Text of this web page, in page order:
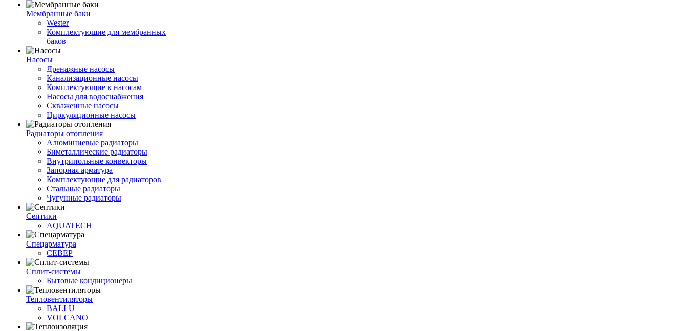
Мембранные баки
Wester
Комплектуюшие для мембранных
баков
Насосы
Дренажные насосы
Канализационные насосы
Комплектующие к насосам
Насосы для водоснабжения
Скваженные насосы
Циркуляционные насосы
Радиаторы отопления
Алюминиевые радиаторы
Биметаллические радиаторы
Внутрипольные конвекторы
Запорная арматура
Комплектующие для радиаторов
Стальные радиаторы
Чугунные радиаторы
Септики
AQUATECH
Спецарматура
СЕВЕР
Сплит-системы
Бытовые кондиционеры
Тепловентиляторы
BALLU
VOLCANO